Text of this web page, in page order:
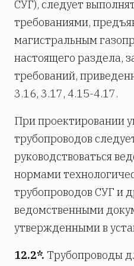
СУГ), следует
требованиями,
магистральным
настоящего раздела,
требований,
3.16, 3.17, 4.15-4.17.
При проектировании
трубопроводов
руководствоваться
нормами
трубопроводов СУГ и
ведомственными
утвержденными в
12.2*. Трубопроводы